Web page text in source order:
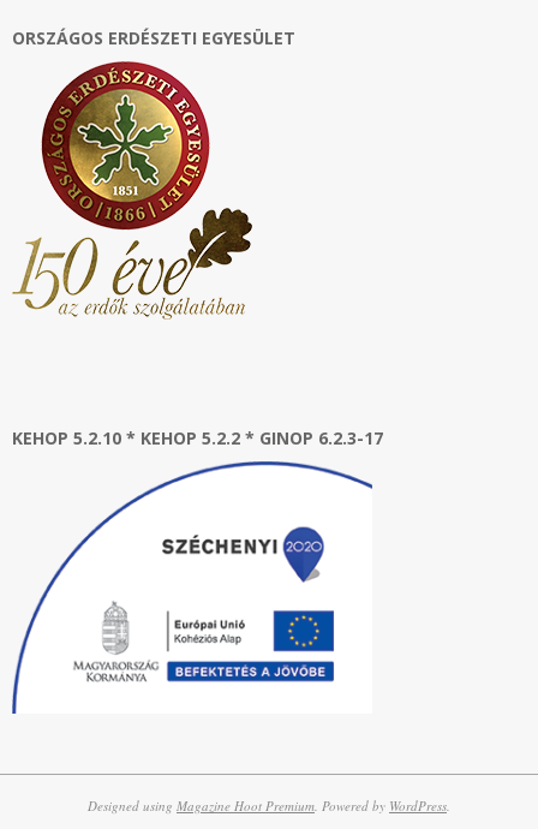
ORSZÁGOS ERDÉSZETI EGYESÜLET
KEHOP 5.2.10 * KEHOP 5.2.2 * GINOP 6.2.3-17
Designed using Magazine Hoot Premium . Powered by WordPress